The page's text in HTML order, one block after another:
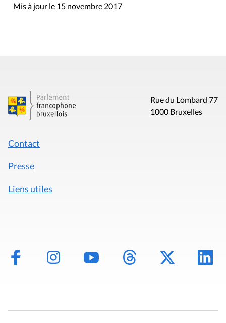
Mis à jour le 15 novembre 2017
Rue du Lombard 77
1000 Bruxelles
Contact
Presse
Liens utiles